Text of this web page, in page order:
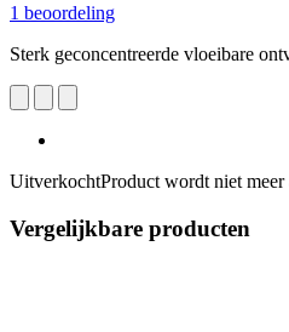
1 beoordeling
Sterk geconcentreerde vloeibare
UitverkochtProduct wordt niet
Vergelijkbare producten